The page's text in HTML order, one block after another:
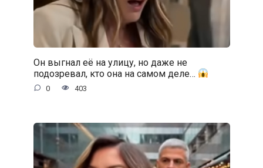
Он выгнал её на улицу, но даже не
подозревал, кто она на самом деле…
0 403